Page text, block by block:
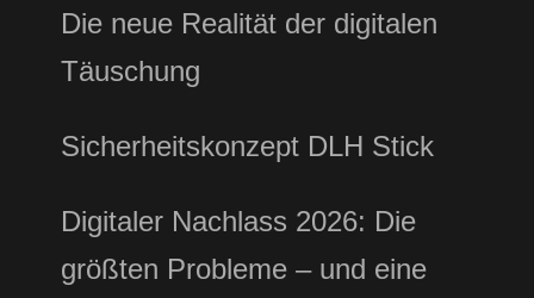
Die neue Realität der digitalen
Täuschung
Sicherheitskonzept DLH Stick
Digitaler Nachlass 2026: Die
größten Probleme – und eine